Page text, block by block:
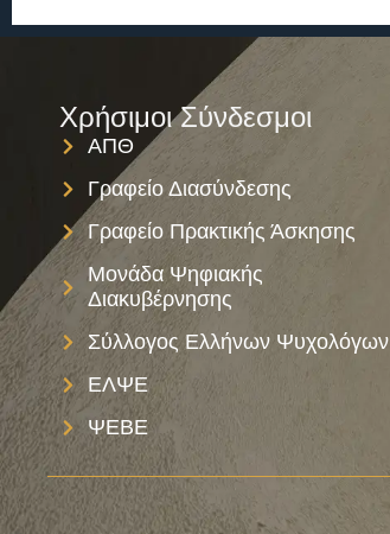
Χρήσιμοι Σύνδεσμοι
ΑΠΘ
Γραφείο Διασύνδεσης
Γραφείο Πρακτικής Άσκησης
Μονάδα Ψηφιακής
Διακυβέρνησης
Σύλλογος Ελλήνων Ψυχολόγων
ΕΛΨΕ
ΨΕΒΕ